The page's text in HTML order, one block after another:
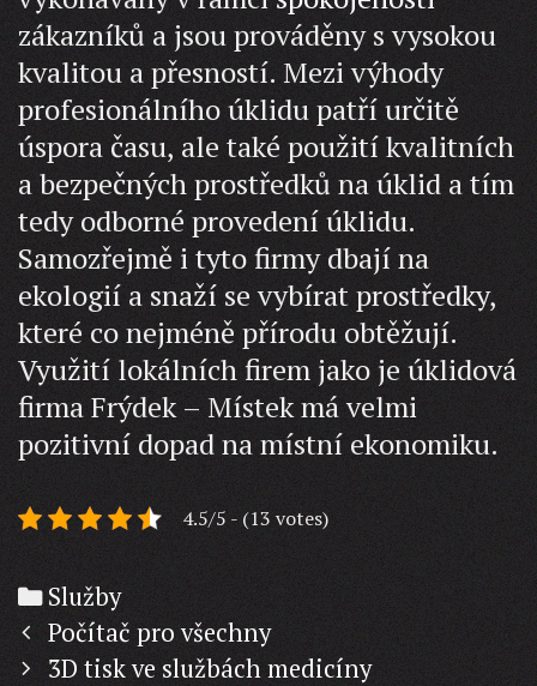
zákazníků a jsou prováděny s vysokou
kvalitou a přesností. Mezi výhody
profesionálního úklidu patří určitě
úspora času, ale také použití kvalitních
a bezpečných prostředků na úklid a tím
tedy odborné provedení úklidu.
Samozřejmě i tyto firmy dbají na
ekologií a snaží se vybírat prostředky,
které co nejméně přírodu obtěžují.
Využití lokálních firem jako je úklidová
firma Frýdek – Místek má velmi
pozitivní dopad na místní ekonomiku.
4.5/5 - (13 votes)
Categories
Služby
Post
navigation
Počítač pro všechny
3D tisk ve službách medicíny